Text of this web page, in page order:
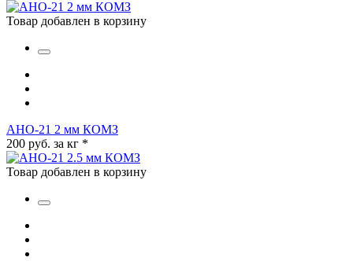
Товар добавлен в корзину
АНО-21 2 мм КОМЗ
200 руб. за кг *
Товар добавлен в корзину